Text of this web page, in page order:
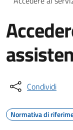
Condividi
Normativa di